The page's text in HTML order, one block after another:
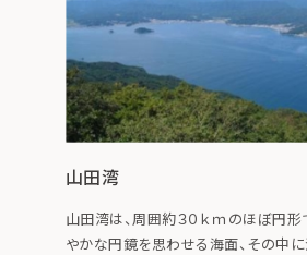
山田湾
山田湾は、周囲約３０ｋｍのほぼ円形
やかな円鏡を思わせる海面、その中